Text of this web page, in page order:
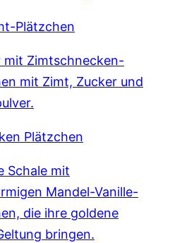
Plätzchen
Plätzchen